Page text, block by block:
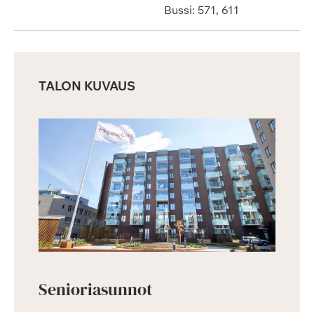
Bussi: 571, 611
TALON KUVAUS
Senioriasunnot